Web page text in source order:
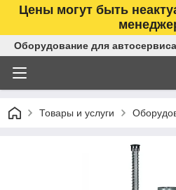
Цены могут быть
Оборудование для автосервиса
Товары и услуги